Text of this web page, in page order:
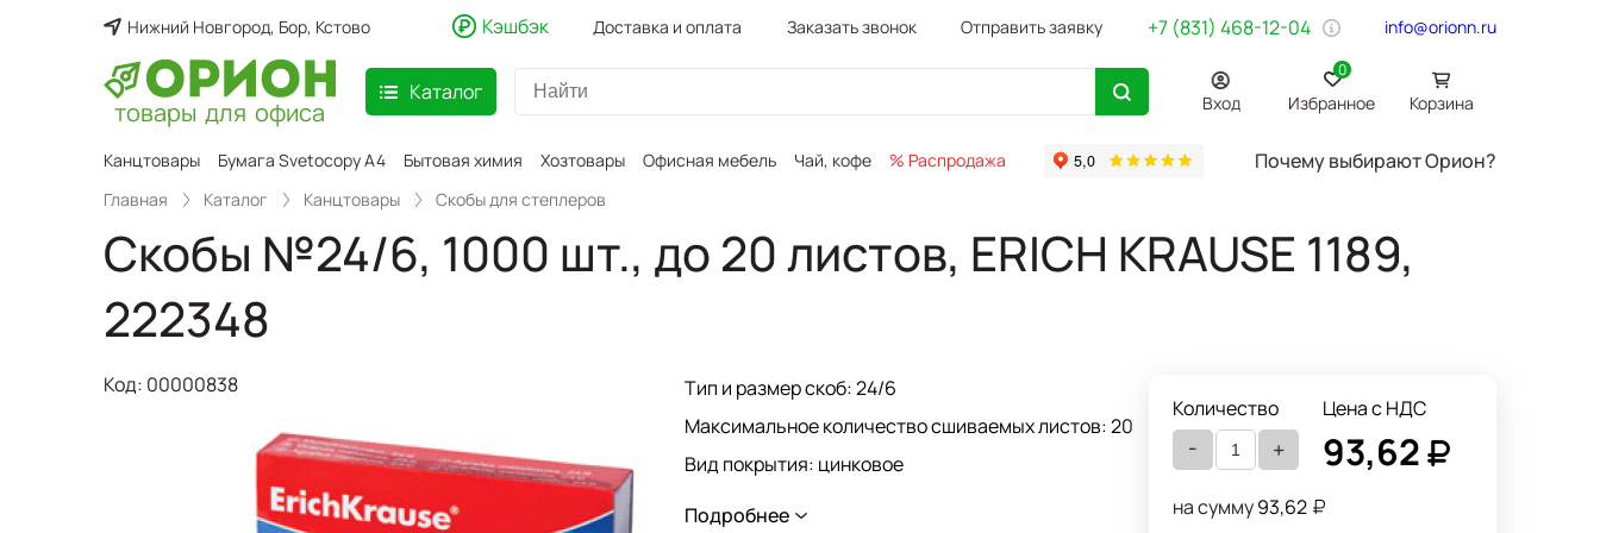
Нижний Новгород, Бор, Кстово Кэшбэк Доставка и оплата Заказать звонок Отправить заявку +7 (831) 468-12-04 info@orionn.ru
товары для офиса
Каталог Вход Избранное
0
Корзина
Канцтовары Бумага Svetocopy A4 Бытовая химия Хозтовары Офисная мебель Чай, кофе % Распродажа Канцтовары Бумага Svetocopy A4 Бытовая химия Хозтовары
Почему выбирают Орион?
Главная Каталог Канцтовары Скобы для степлеров
Скобы №24/6, 1000 шт., до 20 листов, ERICH KRAUSE 1189,
222348
Код: 00000838
Тип и размер скоб: 24/6
Максимальное количество сшиваемых листов: 20
Вид покрытия: цинковое
Материал скоб: сталь
Подробнее
Количество
- +
Цена с НДС
93,62
на сумму 93,62